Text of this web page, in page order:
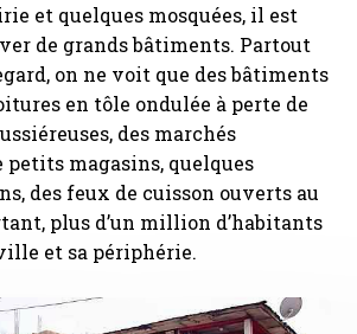
et quelques mosquées, il est
de grands bâtiments. Partout
on ne voit que des bâtiments
en tôle ondulée à perte de
des marchés
petits magasins, quelques
des feux de cuisson ouverts au
plus d’un million d’habitants
et sa périphérie.